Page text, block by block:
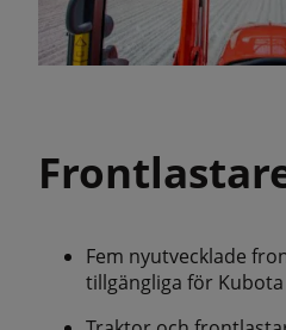
Fem nyutvecklade
tillgängliga för Kubota